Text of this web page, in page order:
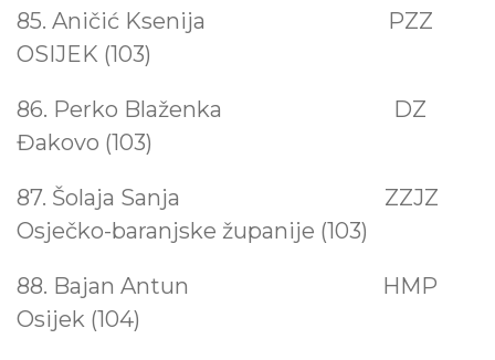
85. Aničić Ksenija PZZ
OSIJEK (103)
86. Perko Blaženka
DZ
Đakovo (103)
87. Šolaja Sanja
ZZJZ
Osječko-baranjske županije (103)
88. Bajan Antun HMP
Osijek (104)